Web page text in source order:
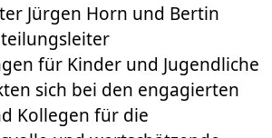
Jürgen Horn und Bertin
für Kinder und Jugendliche
sich bei den engagierten
Kollegen für die